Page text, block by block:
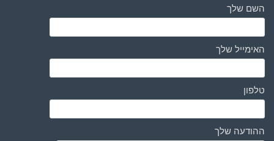
השם שלך
האימייל שלך
טלפון
ההודעה שלך